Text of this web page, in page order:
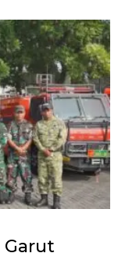
Garut